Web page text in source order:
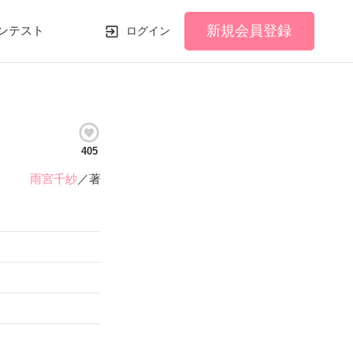
テスト ログイン 新規会員登録
405
雨宮千紗／著